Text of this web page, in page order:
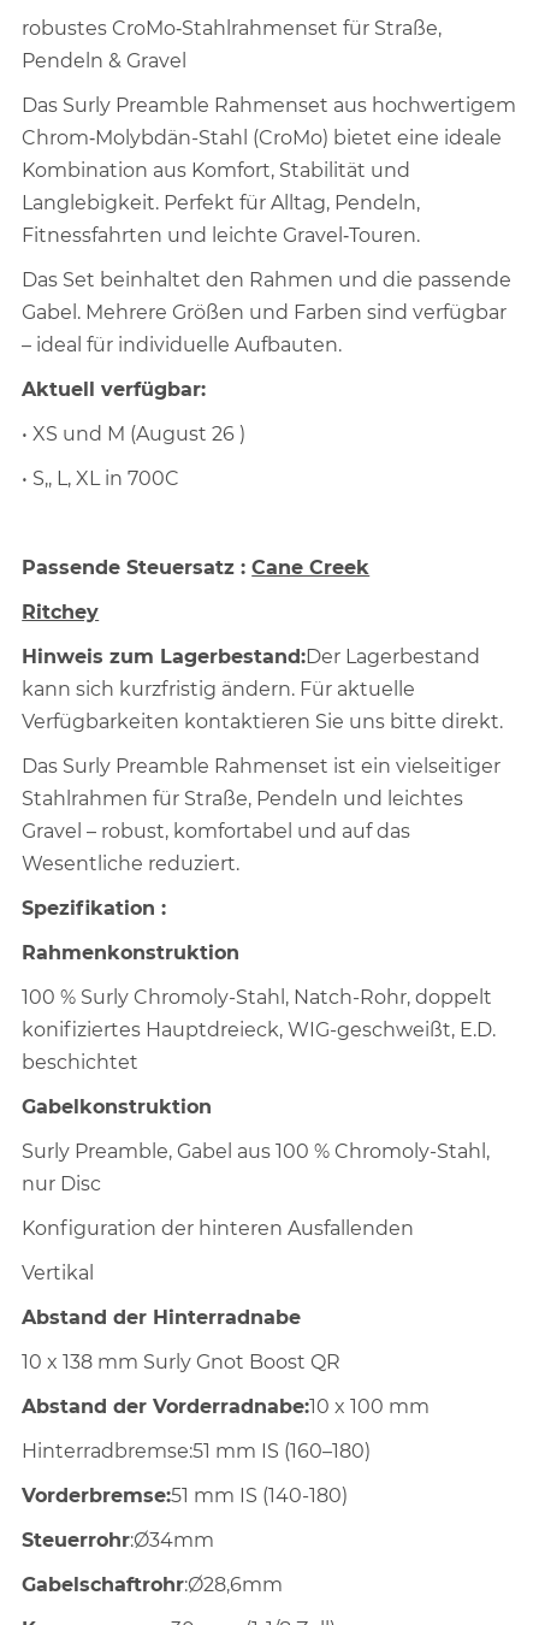
robustes CroMo‑Stahlrahmenset für Straße,
Pendeln & Gravel
Das Surly Preamble Rahmenset aus hochwertigem
Chrom‑Molybdän-Stahl (CroMo) bietet eine ideale
Kombination aus Komfort, Stabilität und
Langlebigkeit. Perfekt für Alltag, Pendeln,
Fitnessfahrten und leichte Gravel‑Touren.
Das Set beinhaltet den Rahmen und die passende
Gabel. Mehrere Größen und Farben sind verfügbar
– ideal für individuelle Aufbauten.
Aktuell verfügbar:
• XS und M (August 26 )
• S,, L, XL in 700C
Passende Steuersatz :Cane Creek
Ritchey
Hinweis zum Lagerbestand:Der Lagerbestand
kann sich kurzfristig ändern. Für aktuelle
Verfügbarkeiten kontaktieren Sie uns bitte direkt.
Das Surly Preamble Rahmenset ist ein vielseitiger
Stahlrahmen für Straße, Pendeln und leichtes
Gravel – robust, komfortabel und auf das
Wesentliche reduziert.
Spezifikation :
Rahmenkonstruktion
100 % Surly Chromoly-Stahl, Natch-Rohr, doppelt
konifiziertes Hauptdreieck, WIG-geschweißt, E.D.
beschichtet
Gabelkonstruktion
Surly Preamble, Gabel aus 100 % Chromoly-Stahl,
nur Disc
Konfiguration der hinteren Ausfallenden
Vertikal
Abstand der Hinterradnabe
10 x 138 mm Surly Gnot Boost QR
Abstand der Vorderradnabe:10 x 100 mm
Hinterradbremse:51 mm IS (160–180)
Vorderbremse:51 mm IS (140-180)
Steuerrohr:Ø34mm
Gabelschaftrohr:Ø28,6mm